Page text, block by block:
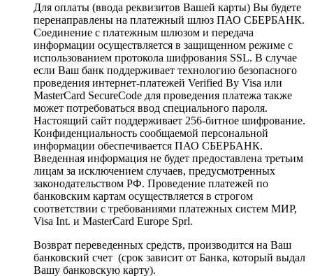
Для оплаты (ввода реквизитов Вашей карты) Вы будете
перенаправлены на платежный шлюз ПАО СБЕРБАНК.
Соединение с платежным шлюзом и передача
информации осуществляется в защищенном режиме с
использованием протокола шифрования SSL. В случае
если Ваш банк поддерживает технологию безопасного
проведения интернет-платежей Verified By Visa или
MasterCard SecureCode для проведения платежа также
может потребоваться ввод специального пароля.
Настоящий сайт поддерживает 256-битное шифрование.
Конфиденциальность сообщаемой персональной
информации обеспечивается ПАО СБЕРБАНК.
Введенная информация не будет предоставлена третьим
лицам за исключением случаев, предусмотренных
законодательством РФ. Проведение платежей по
банковским картам осуществляется в строгом
соответствии с требованиями платежных систем МИР,
Visa Int. и MasterCard Europe Sprl.
Возврат переведенных средств, производится на Ваш
банковский счет (срок зависит от Банка, который выдал
Вашу банковскую карту).